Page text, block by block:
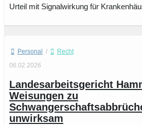
Urteil mit Signalwirkung für
Personal /
Recht
06.02.2026
Landesarbeitsgericht
Weisungen zu
unwirksam